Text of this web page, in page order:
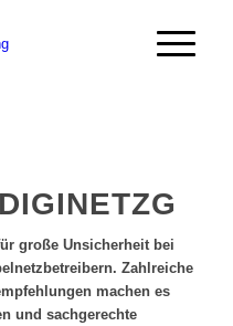
große Unsicherheit bei
Zahlreiche
machen es
und sachgerechte